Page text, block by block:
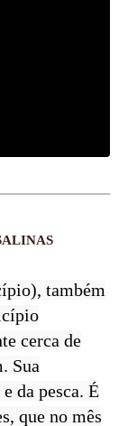
também
cerca de
Sua
da pesca. É
que no mês